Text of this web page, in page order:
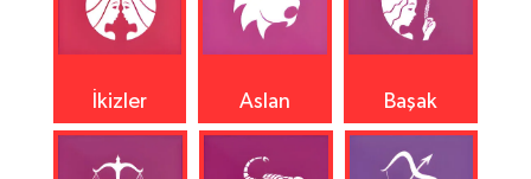
İkizler Aslan Başak